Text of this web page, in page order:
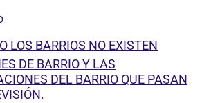
LOS BARRIOS NO EXISTEN
DE BARRIO Y LAS
DEL BARRIO QUE PASAN